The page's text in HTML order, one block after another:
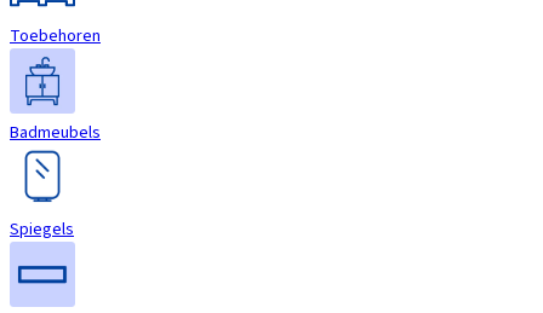
Toebehoren
Badmeubels
Spiegels